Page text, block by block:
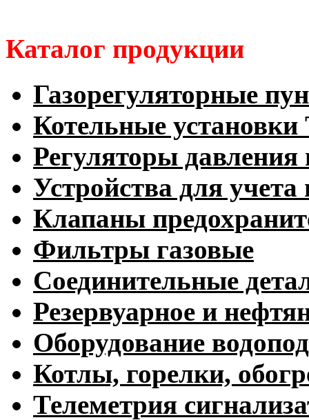
Каталог продукции
Газорегуляторные
Котельные
Регуляторы давления
Устройства для учета
Клапаны
Фильтры газовые
Соединительные
Резервуарное и
Оборудование
Котлы, горелки,
Телеметрия